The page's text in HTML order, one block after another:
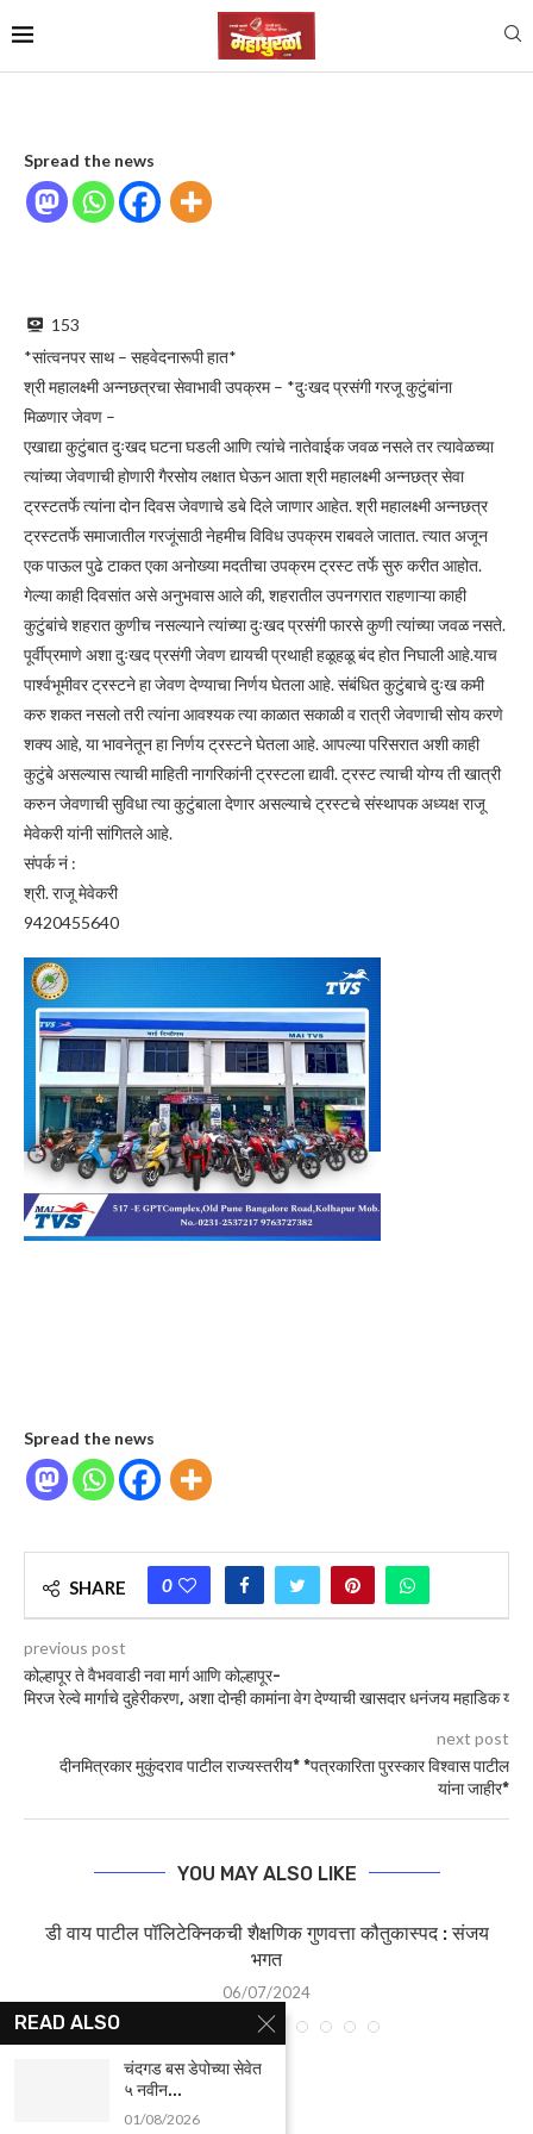
Spread the news
153
*सांत्वनपर साथ – सहवेदनारूपी हात*
श्री महालक्ष्मी अन्नछत्रचा सेवाभावी उपक्रम – *दुःखद प्रसंगी गरजू कुटुंबांना
मिळणार जेवण –
एखाद्या कुटुंबात दुःखद घटना घडली आणि त्यांचे नातेवाईक जवळ नसले तर त्यावेळच्या
त्यांच्या जेवणाची होणारी गैरसोय लक्षात घेऊन आता श्री महालक्ष्मी अन्नछत्र सेवा
ट्रस्टतर्फे त्यांना दोन दिवस जेवणाचे डबे दिले जाणार आहेत. श्री महालक्ष्मी अन्नछत्र
ट्रस्टतर्फे समाजातील गरजूंसाठी नेहमीच विविध उपक्रम राबवले जातात. त्यात अजून
एक पाऊल पुढे टाकत एका अनोख्या मदतीचा उपक्रम ट्रस्ट तर्फे सुरु करीत आहोत.
गेल्या काही दिवसांत असे अनुभवास आले की, शहरातील उपनगरात राहणाऱ्या काही
कुटुंबांचे शहरात कुणीच नसल्याने त्यांच्या दुःखद प्रसंगी फारसे कुणी त्यांच्या जवळ नसते.
पूर्वीप्रमाणे अशा दुःखद प्रसंगी जेवण द्यायची प्रथाही हळूहळू बंद होत निघाली आहे.याच
पार्श्वभूमीवर ट्रस्टने हा जेवण देण्याचा निर्णय घेतला आहे. संबंधित कुटुंबाचे दुःख कमी
करु शकत नसलो तरी त्यांना आवश्यक त्या काळात सकाळी व रात्री जेवणाची सोय करणे
शक्य आहे, या भावनेतून हा निर्णय ट्रस्टने घेतला आहे. आपल्या परिसरात अशी काही
कुटुंबे असल्यास त्याची माहिती नागरिकांनी ट्रस्टला द्यावी. ट्रस्ट त्याची योग्य ती खात्री
करुन जेवणाची सुविधा त्या कुटुंबाला देणार असल्याचे ट्रस्टचे संस्थापक अध्यक्ष राजू
मेवेकरी यांनी सांगितले आहे.
संपर्क नं :
श्री. राजू मेवेकरी
9420455640
Spread the news
SHARE 0
previous post
कोल्हापूर ते वैभववाडी नवा मार्ग आणि कोल्हापूर-
मिरज रेल्वे मार्गाचे दुहेरीकरण, अशा दोन्ही कामांना वेग देण्याची खासदार धनंजय महाडिक
next post
दीनमित्रकार मुकुंदराव पाटील राज्यस्तरीय* *पत्रकारिता पुरस्कार विश्वास पाटील
यांना जाहीर*
YOU MAY ALSO LIKE
डी वाय पाटील पॉलिटेक्निकची शैक्षणिक गुणवत्ता कौतुकास्पद : संजय
भगत
06/07/2024
READ ALSO
चंदगड बस डेपोच्या सेवेत
५ नवीन...
01/08/2026